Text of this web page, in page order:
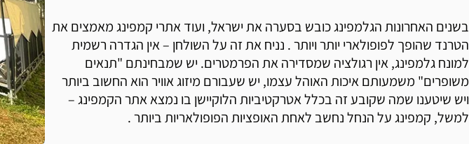
בשנים האחרונות הגלמפינג כובש בסערה את ישראל, ועוד אתרי קמפינג מאמצים את
הטרנד שהופך לפופולארי יותר ויותר . נניח את זה על השולחן – אין הגדרה רשמית
למונח גלמפינג, אין רגולציה שמסדירה את הפרמטרים. יש שמבחינתם "תנאים
משופרים" משמעותם איכות האוהל עצמו, יש שעבורם מיזוג אוויר הוא החשוב ביותר
ויש שיטענו שמה שקובע זה בכלל אטרקטיביות הלוקיישן בו נמצא אתר הקמפינג –
למשל, קמפינג על הנחל נחשב לאחת האופציות הפופולאריות ביותר .